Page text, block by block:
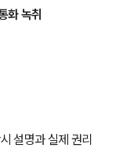
화 녹취
설명과 실제 권리